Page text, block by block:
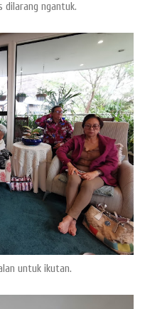
dilarang ngantuk.
untuk ikutan.